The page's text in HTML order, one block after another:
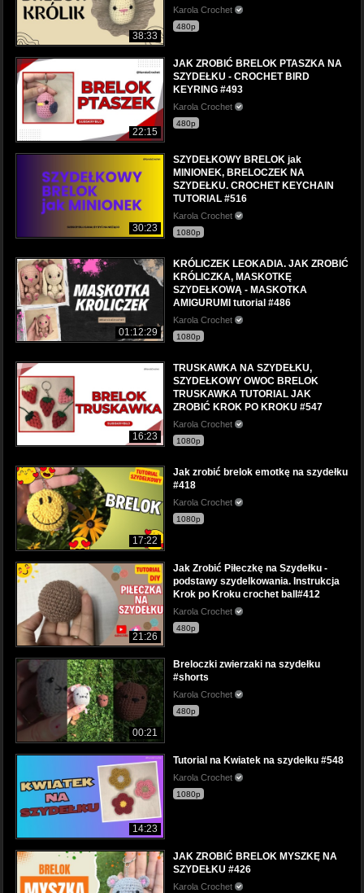
38:33
Karola Crochet
480p
22:15
JAK ZROBIĆ BRELOK PTASZKA NA
SZYDEŁKU - CROCHET BIRD
KEYRING #493
Karola Crochet
480p
30:23
SZYDEŁKOWY BRELOK jak
MINIONEK, BRELOCZEK NA
SZYDEŁKU. CROCHET KEYCHAIN
TUTORIAL #516
Karola Crochet
1080p
01:12:29
KRÓLICZEK LEOKADIA. JAK ZROBIĆ
KRÓLICZKA, MASKOTKĘ
SZYDEŁKOWĄ - MASKOTKA
AMIGURUMI tutorial #486
Karola Crochet
1080p
16:23
TRUSKAWKA NA SZYDEŁKU,
SZYDEŁKOWY OWOC BRELOK
TRUSKAWKA TUTORIAL JAK
ZROBIĆ KROK PO KROKU #547
Karola Crochet
1080p
17:22
Jak zrobić brelok emotkę na szydełku
#418
Karola Crochet
1080p
21:26
Jak Zrobić Piłeczkę na Szydełku -
podstawy szydelkowania. Instrukcja
Krok po Kroku crochet ball#412
Karola Crochet
480p
00:21
Breloczki zwierzaki na szydełku
#shorts
Karola Crochet
480p
14:23
Tutorial na Kwiatek na szydełku #548
Karola Crochet
1080p
JAK ZROBIĆ BRELOK MYSZKĘ NA
SZYDEŁKU #426
Karola Crochet